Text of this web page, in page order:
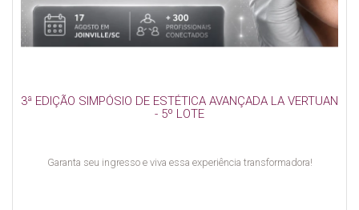
3ª EDIÇÃO SIMPÓSIO DE ESTÉTICA AVANÇADA LA VERTUAN
- 5º LOTE
Garanta seu ingresso e viva essa experiência transformadora!